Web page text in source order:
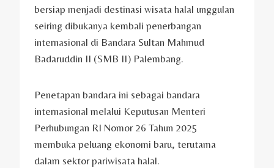
bersiap menjadi destinasi wisata halal unggulan
seiring dibukanya kembali penerbangan
internasional di Bandara Sultan Mahmud
Badaruddin II (SMB II) Palembang.
Penetapan bandara ini sebagai bandara
internasional melalui Keputusan Menteri
Perhubungan RI Nomor 26 Tahun 2025
membuka peluang ekonomi baru, terutama
dalam sektor pariwisata halal.